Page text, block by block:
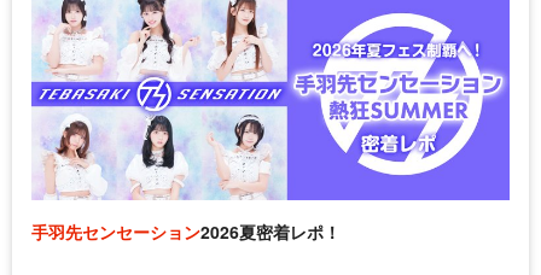
手羽先センセーション2026夏密着レポ！